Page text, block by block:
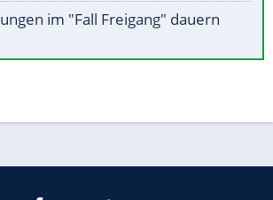
im "Fall Freigang" dauern